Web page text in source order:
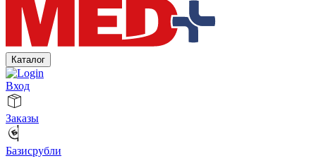
Каталог
Вход
Заказы
Базисрубли